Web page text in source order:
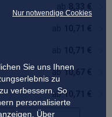
Nur notwendige Cookies
Sie uns Ihnen
zu
verbessern. So
personalisierte
Über
ab 10,67 €
ab 10,71 €